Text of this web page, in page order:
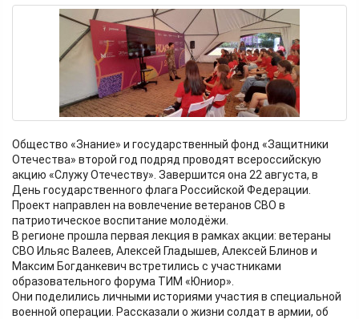
Общество «Знание» и государственный фонд «Защитники
Отечества» второй год подряд проводят всероссийскую
акцию «Служу Отечеству». Завершится она 22 августа, в
День государственного флага Российской Федерации.
Проект направлен на вовлечение ветеранов СВО в
патриотическое воспитание молодёжи.
В регионе прошла первая лекция в рамках акции: ветераны
СВО Ильяс Валеев, Алексей Гладышев, Алексей Блинов и
Максим Богданкевич встретились с участниками
образовательного форума ТИМ «Юниор».
Они поделились личными историями участия в специальной
военной операции. Рассказали о жизни солдат в армии, об